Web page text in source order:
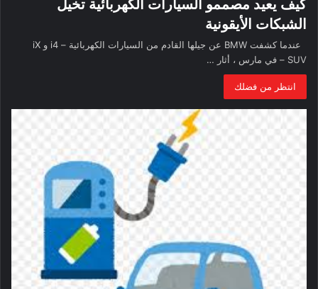
كيف يعيد مصممو السيارات الكهربائية تخيل
الشبكات الأيقونية
عندما كشفت BMW عن جيلها القادم من السيارات الكهربائية – i4 و iX
SUV – في مارس ، أثار …
انتظر من فضلك